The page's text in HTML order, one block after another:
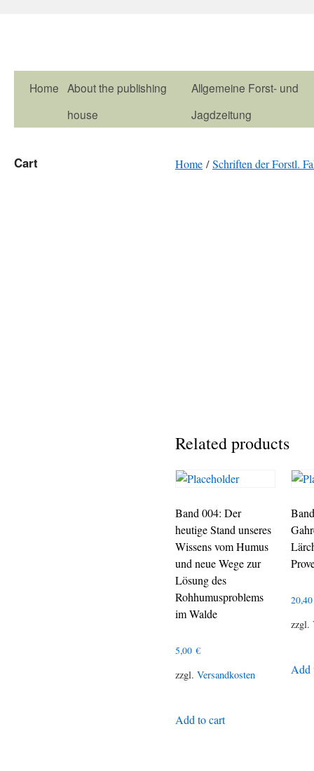
Home About the publishing
house
Allgemeine Forst- und
Jagdzeitung
Home /Schriften der Forstl.
Related products
Band 004: Der
heutige Stand unseres
Wissens vom Humus
und neue Wege zur
Lösung des
Rohhumusproblems
im Walde
5,00 €
zzgl. Versandkosten
Add to cart
zzgl.
Add
Cart